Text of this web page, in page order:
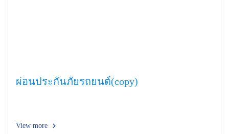
ผ่อนประกันภัยรถยนต์(copy)
View more